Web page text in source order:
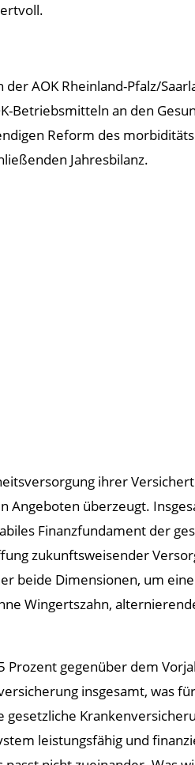
AOK Rheinland-Pfalz/
an den
Reform des
Jahresbilanz.
ihrer
Angeboten überzeugt.
Finanzfundament der
zukunftsweisender
beide Dimensionen, um
Wingertszahn,
Prozent gegenüber dem
insgesamt, was
leistungsfähig und